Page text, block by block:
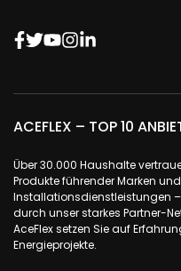
ACEFLEX – TOP 10
Über 30.000 Haushalte
Produkte führender Marken
Installationsdienstleistungen
durch unser starkes Partner-
AceFlex setzen Sie auf
Energieprojekte.